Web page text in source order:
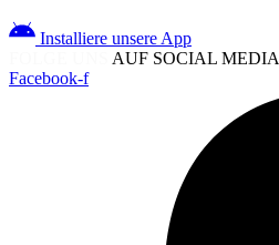
Installiere unsere App
AUF SOCIAL MEDIA
Facebook-f